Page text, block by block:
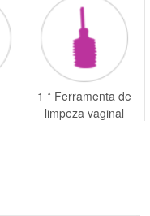
1 * Ferramenta de
limpeza vaginal